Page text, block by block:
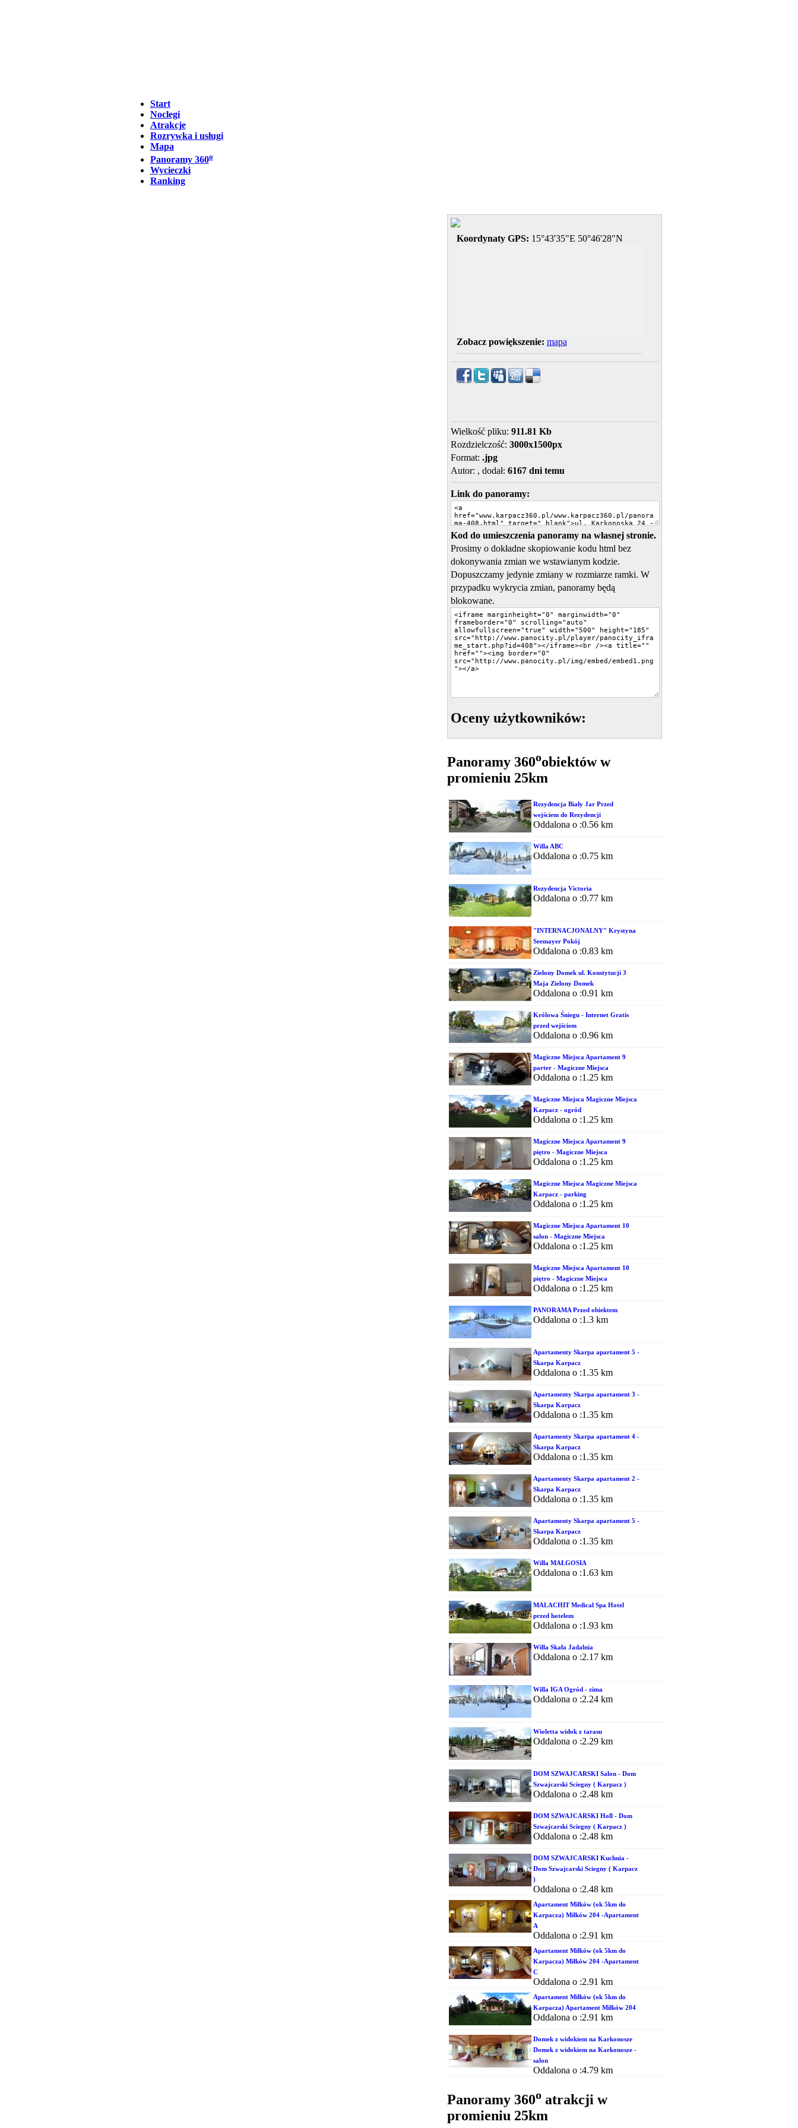
Start
Noclegi
Atrakcje
Rozrywka i usługi
Mapa
Panoramy 360o
Wycieczki
Ranking
Koordynaty GPS: 15°43'35"E 50°46'28"N
Zobacz powiększenie: mapa
Wielkość pliku: 911.81 Kb
Rozdzielczość: 3000x1500px
Format: .jpg
Autor: , dodał: 6167 dni temu
Link do panoramy:
Kod do umieszczenia panoramy na własnej stronie.
Prosimy o dokładne skopiowanie kodu html bez
dokonywania zmian we wstawianym kodzie.
Dopuszczamy jedynie zmiany w rozmiarze ramki. W
przypadku wykrycia zmian, panoramy będą
blokowane.
Oceny użytkowników:
Panoramy 360oobiektów w
promieniu 25km
Rezydencja Biały Jar Przed
wejściem do Rezydencji
Oddalona o :0.56 km
Willa ABC
Oddalona o :0.75 km
Rezydencja Victoria
Oddalona o :0.77 km
"INTERNACJONALNY" Krystyna
Seemayer Pokój
Oddalona o :0.83 km
Zielony Domek ul. Konstytucji 3
Maja Zielony Domek
Oddalona o :0.91 km
Królowa Śniegu - Internet Gratis
przed wejściem
Oddalona o :0.96 km
Magiczne Miejsca Apartament 9
parter - Magiczne Miejsca
Oddalona o :1.25 km
Magiczne Miejsca Magiczne Miejsca
Karpacz - ogród
Oddalona o :1.25 km
Magiczne Miejsca Apartament 9
piętro - Magiczne Miejsca
Oddalona o :1.25 km
Magiczne Miejsca Magiczne Miejsca
Karpacz - parking
Oddalona o :1.25 km
Magiczne Miejsca Apartament 10
salon - Magiczne Miejsca
Oddalona o :1.25 km
Magiczne Miejsca Apartament 10
piętro - Magiczne Miejsca
Oddalona o :1.25 km
PANORAMA Przed obiektem
Oddalona o :1.3 km
Apartamenty Skarpa apartament 5 -
Skarpa Karpacz
Oddalona o :1.35 km
Apartamenty Skarpa apartament 3 -
Skarpa Karpacz
Oddalona o :1.35 km
Apartamenty Skarpa apartament 4 -
Skarpa Karpacz
Oddalona o :1.35 km
Apartamenty Skarpa apartament 2 -
Skarpa Karpacz
Oddalona o :1.35 km
Apartamenty Skarpa apartament 5 -
Skarpa Karpacz
Oddalona o :1.35 km
Willa MAŁGOSIA
Oddalona o :1.63 km
MALACHIT Medical Spa Hotel
przed hotelem
Oddalona o :1.93 km
Willa Skała Jadalnia
Oddalona o :2.17 km
Willa IGA Ogród - zima
Oddalona o :2.24 km
Wioletta widok z tarasu
Oddalona o :2.29 km
DOM SZWAJCARSKI Salon - Dom
Szwajcarski Sciegny ( Karpacz )
Oddalona o :2.48 km
DOM SZWAJCARSKI Holl - Dom
Szwajcarski Sciegny ( Karpacz )
Oddalona o :2.48 km
DOM SZWAJCARSKI Kuchnia -
Dom Szwajcarski Sciegny ( Karpacz
)
Oddalona o :2.48 km
Apartament Miłków (ok 5km do
Karpacza) Miłków 204 -Apartament
A
Oddalona o :2.91 km
Apartament Miłków (ok 5km do
Karpacza) Miłków 204 -Apartament
C
Oddalona o :2.91 km
Apartament Miłków (ok 5km do
Karpacza) Apartament Miłków 204
Oddalona o :2.91 km
Domek z widokiem na Karkonosze
Domek z widokiem na Karkonosze -
salon
Oddalona o :4.79 km
Panoramy 360oatrakcji w
promieniu 25km